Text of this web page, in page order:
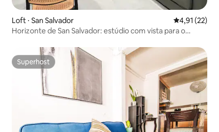
Loft ⋅ San Salvador 4,91 de uma
4,91 (22)
Horizonte de San Salvador: estúdio com vista para o
Superhost
Superhost